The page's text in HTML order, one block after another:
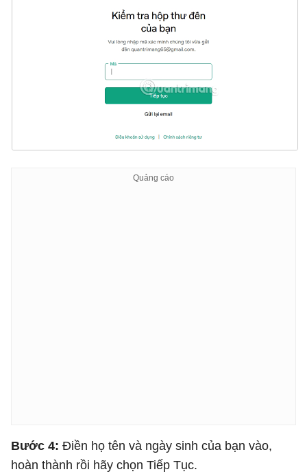
Bước 4: Điền họ tên và ngày sinh của bạn vào,
hoàn thành rồi hãy chọn Tiếp Tục.